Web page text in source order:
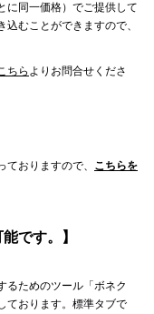
に同一価格）でご提供して
むことができますので、
ちら よりお問合せくださ
おりますので、 こちらを
です。】
るためのツール「ボネク
ております。標準タブで